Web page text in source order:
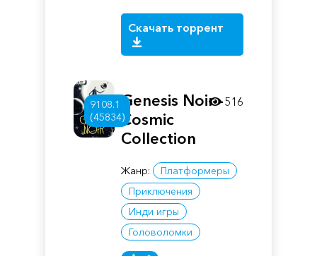
Скачать торрент
9108.1
(45834)
Genesis Noir -
Cosmic
Collection
Жанр:
Платформеры
Приключения
Инди игры
Головоломки
516